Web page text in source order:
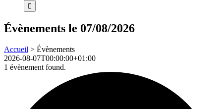
Évènements le 07/08/2026
Accueil > Évènements
2026-08-07T00:00:00+01:00
1 évènement found.